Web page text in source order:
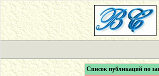
Список публикаций по